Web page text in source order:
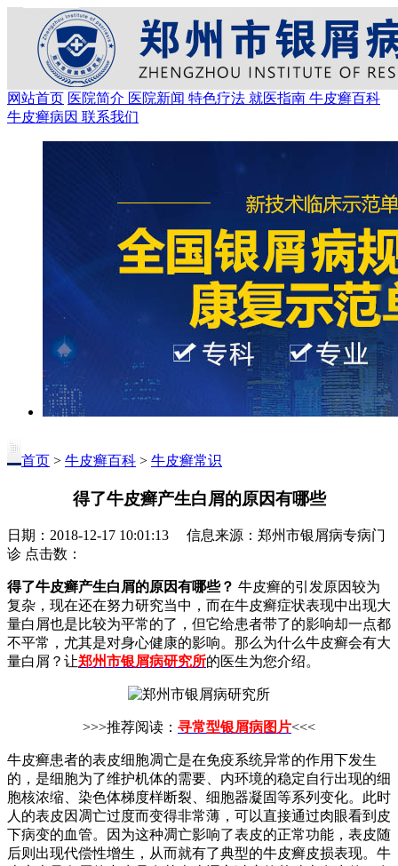
网站首页 医院简介 医院新闻 特色疗法 就医指南 牛皮癣百科
牛皮癣病因 联系我们
首页 > 牛皮癣百科 > 牛皮癣常识
得了牛皮癣产生白屑的原因有哪些
日期：2018-12-17 10:01:13 信息来源：郑州市银屑病专病门
诊 点击数：
得了牛皮癣产生白屑的原因有哪些？ 牛皮癣的引发原因较为
复杂，现在还在努力研究当中，而在牛皮癣症状表现中出现大
量白屑也是比较为平常的了，但它给患者带了的影响却一点都
不平常，尤其是对身心健康的影响。那么为什么牛皮癣会有大
量白屑？让郑州市银屑病研究所的医生为您介绍。
>>>推荐阅读： 寻常型银屑病图片<<<
牛皮癣患者的表皮细胞凋亡是在免疫系统异常的作用下发生
的，是细胞为了维护机体的需要、内环境的稳定自行出现的细
胞核浓缩、染色体梯度样断裂、细胞器凝固等系列变化。此时
人的表皮因凋亡过度而变得非常薄，可以直接通过肉眼看到皮
下病变的血管。因为这种凋亡影响了表皮的正常功能，表皮随
后则出现代偿性增生，从而就有了典型的牛皮癣皮损表现。牛